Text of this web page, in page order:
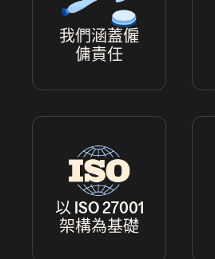
我們涵蓋僱
傭責任
以 ISO 27001
架構為基礎